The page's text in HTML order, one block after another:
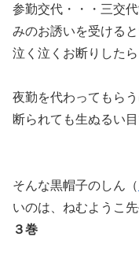
参勤交代・・・三交
みのお誘いを受ける
泣く泣くお断りした
夜勤を代わってもら
断られても生ぬるい
そんな黒帽子のしん（
いのは、ねむようこ
３巻